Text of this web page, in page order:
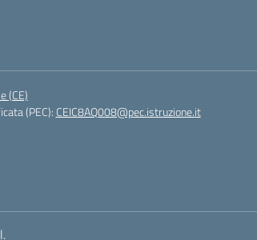
(CE)
(PEC): CEIC8AQ008@pec.istruzione.it